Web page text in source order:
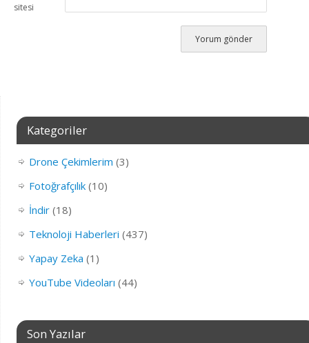
sitesi
Kategoriler
Drone Çekimlerim (3)
Fotoğrafçılık(10)
İndir(18)
Teknoloji Haberleri (437)
Yapay Zeka (1)
YouTube Videoları (44)
Son Yazılar